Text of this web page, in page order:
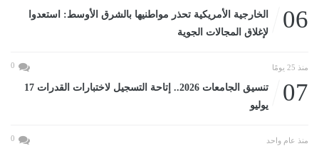
06
الخارجية الأمريكية تحذر مواطنيها بالشرق الأوسط: استعدوا
لإغلاق المجالات الجوية
منذ 25 يومًا 0
07
تنسيق الجامعات 2026.. إتاحة التسجيل لاختبارات القدرات 17
يوليو
منذ عام واحد 0